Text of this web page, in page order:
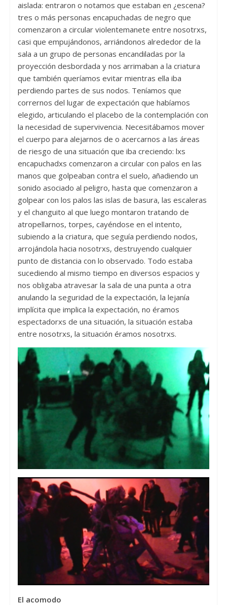
aislada: entraron o notamos que estaban en ¿escena?
tres o más personas encapuchadas de negro que
comenzaron a circular violentemanete entre nosotrxs,
casi que empujándonos, arriándonos alrededor de la
sala a un grupo de personas encandiladas por la
proyección desbordada y nos arrimaban a la criatura
que también queríamos evitar mientras ella iba
perdiendo partes de sus nodos. Teníamos que
corrernos del lugar de expectación que habíamos
elegido, articulando el placebo de la contemplación con
la necesidad de supervivencia. Necesitábamos mover
el cuerpo para alejarnos de o acercarnos a las áreas
de riesgo de una situación que iba creciendo: lxs
encapuchadxs comenzaron a circular con palos en las
manos que golpeaban contra el suelo, añadiendo un
sonido asociado al peligro, hasta que comenzaron a
golpear con los palos las islas de basura, las escaleras
y el changuito al que luego montaron tratando de
atropellarnos, torpes, cayéndose en el intento,
subiendo a la criatura, que seguía perdiendo nodos,
arrojándola hacia nosotrxs, destruyendo cualquier
punto de distancia con lo observado. Todo estaba
sucediendo al mismo tiempo en diversos espacios y
nos obligaba atravesar la sala de una punta a otra
anulando la seguridad de la expectación, la lejanía
implícita que implica la expectación, no éramos
espectadorxs de una situación, la situación estaba
entre nosotrxs, la situación éramos nosotrxs.
El acomodo